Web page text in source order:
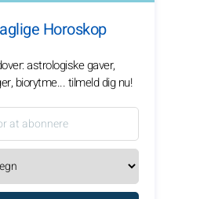
en succesfuld ikon?
Horoskop
astrologiske gaver,
biorytme... tilmeld dig nu!